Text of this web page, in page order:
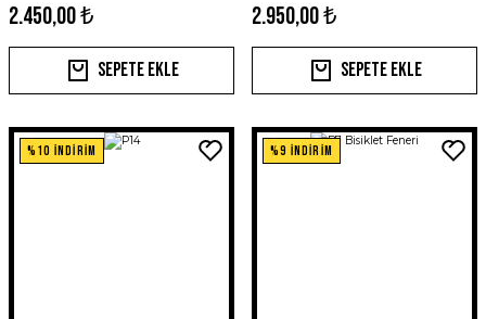
2.450,00 ₺
Sepete Ekle
2.950,00 ₺
Sepete Ekle
%10 İNDİRİM %9 İNDİRİM